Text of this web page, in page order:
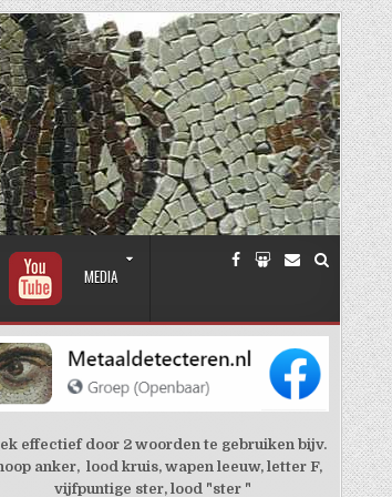
MEDIA
effectief door 2 woorden te gebruiken bijv.
anker, lood kruis, wapen leeuw, letter F,
vijfpuntige ster, lood "ster "